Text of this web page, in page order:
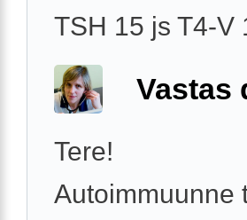
TSH 15 js T4-V
Vastas
Tere!
Autoimmuunne